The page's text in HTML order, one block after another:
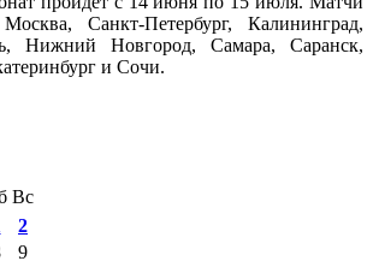
Санкт-Петербург, Калининград,
Нижний Новгород, Самара, Саранск,
и Сочи.
Вс
2
9